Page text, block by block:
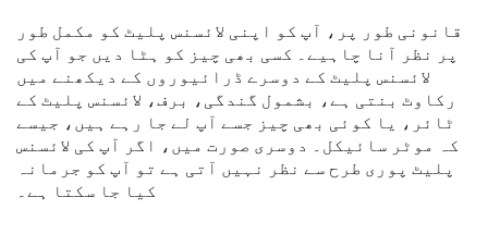
قانونی طور پر، آپ کو اپنی لائسنس پلیٹ کو مکمل طور
پر نظر آنا چاہیے۔ کسی بھی چیز کو ہٹا دیں جو آپ کی
لائسنس پلیٹ کے دوسرے ڈرائیوروں کے دیکھنے میں
رکاوٹ بنتی ہے، بشمول گندگی، برف، لائسنس پلیٹ کے
ٹائر، یا کوئی بھی چیز جسے آپ لے جا رہے ہیں، جیسے
کہ موٹر سائیکل۔ دوسری صورت میں، اگر آپ کی لائسنس
پلیٹ پوری طرح سے نظر نہیں آتی ہے تو آپ کو جرمانہ
کیا جا سکتا ہے۔